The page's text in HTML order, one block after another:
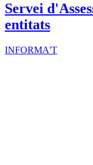
Servei
entitats
INFORMA'T